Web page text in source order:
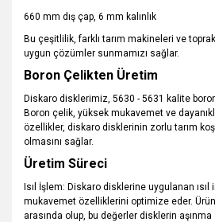
660 mm dış çap, 6 mm kalınlık
Bu çeşitlilik, farklı tarım makineleri ve
uygun çözümler sunmamızı sağlar.
Boron Çelikten Üretim
Diskaro disklerimiz, 5630 - 5631 kalite
Boron çelik, yüksek mukavemet ve
özellikler, diskaro disklerinin zorlu tarım
olmasını sağlar.
Üretim Süreci
Isıl İşlem: Diskaro disklerine uygulanan
mukavemet özelliklerini optimize eder.
arasında olup, bu değerler disklerin aşınma